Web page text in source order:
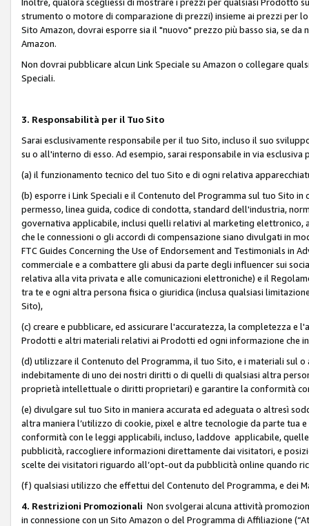
strumento o motore di comparazione di prezzi) insieme ai prezzi
Sito Amazon, dovrai esporre sia il "nuovo" prezzo più basso sia, se
Amazon.
Non dovrai pubblicare alcun Link Speciale su Amazon o collegare
Speciali.
3. Responsabilità per il Tuo Sito
Sarai esclusivamente responsabile per il tuo Sito, incluso il suo
su o all'interno di esso. Ad esempio, sarai responsabile in via esclusiva
(a) il funzionamento tecnico del tuo Sito e di ogni relativa
(b) esporre i Link Speciali e il Contenuto del Programma sul tuo Sito in
permesso, linea guida, codice di condotta, standard dell'industria,
governativa applicabile, inclusi quelli relativi al marketing
che le connessioni o gli accordi di compensazione siano divulgati in
FTC Guides Concerning the Use of Endorsement and Testimonials in
commerciale e a combattere gli abusi da parte degli influencer sui
relativa alla vita privata e alle comunicazioni elettroniche) e il
tra te e ogni altra persona fisica o giuridica (inclusa qualsiasi
Sito),
(c) creare e pubblicare, ed assicurare l'accuratezza, la completezza
Prodotti e altri materiali relativi ai Prodotti ed ogni informazione che
(d) utilizzare il Contenuto del Programma, il tuo Sito, e i materiali sul
indebitamente di uno dei nostri diritti o di quelli di qualsiasi altra
proprietà intellettuale o diritti proprietari) e garantire la conformità
(e) divulgare sul tuo Sito in maniera accurata ed adeguata o altresì
altra maniera l’utilizzo di cookie, pixel e altre tecnologie da parte tua
conformità con le leggi applicabili, incluso, laddove applicabile,
pubblicità, raccogliere informazioni direttamente dai visitatori, e
scelte dei visitatori riguardo all’opt-out da pubblicità online quando
(f) qualsiasi utilizzo che effettui del Contenuto del Programma, e dei
4. Restrizioni Promozionali Non svolgerai alcuna attività
in connessione con un Sito Amazon o del Programma di Affiliazione